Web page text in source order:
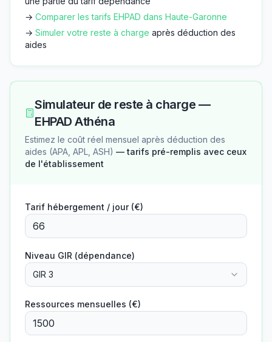
→ Comparer les tarifs EHPAD dans Haute-Garonne
→ Simuler votre reste à charge après déduction des
aides
Simulateur de reste à charge —
EHPAD Athéna
Estimez le coût réel mensuel après déduction des
aides (APA, APL, ASH) — tarifs pré-remplis avec ceux
de l'établissement
Tarif hébergement / jour (€)
Niveau GIR (dépendance)
GIR 3
Ressources mensuelles (€)